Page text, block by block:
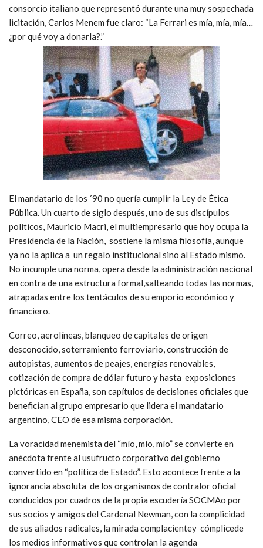
consorcio italiano que representó durante una muy sospechada
licitación, Carlos Menem fue claro: “La Ferrari es mía, mía, mía…
¿por qué voy a donarla?.”
El mandatario de los ´90 no quería cumplir la Ley de Ética
Pública. Un cuarto de siglo después, uno de sus discípulos
políticos, Mauricio Macri, el multiempresario que hoy ocupa la
Presidencia de la Nación, sostiene la misma filosofía, aunque
ya no la aplica a un regalo institucional sino al Estado mismo.
No incumple una norma, opera desde la administración nacional
en contra de una estructura formal,salteando todas las normas,
atrapadas entre los tentáculos de su emporio económico y
financiero.
Correo, aerolíneas, blanqueo de capitales de origen
desconocido, soterramiento ferroviario, construcción de
autopistas, aumentos de peajes, energías renovables,
cotización de compra de dólar futuro y hasta exposiciones
pictóricas en España, son capítulos de decisiones oficiales que
benefician al grupo empresario que lidera el mandatario
argentino, CEO de esa misma corporación.
La voracidad menemista del “mío, mío, mío” se convierte en
anécdota frente al usufructo corporativo del gobierno
convertido en “política de Estado”. Esto acontece frente a la
ignorancia absoluta de los organismos de contralor oficial
conducidos por cuadros de la propia escudería SOCMAo por
sus socios y amigos del Cardenal Newman, con la complicidad
de sus aliados radicales, la mirada complacientey cómplicede
los medios informativos que controlan la agenda